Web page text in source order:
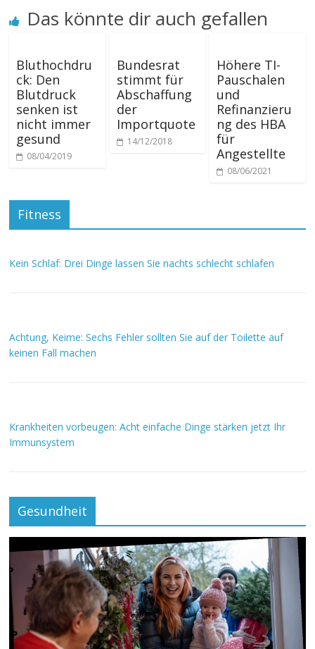
Das könnte dir auch gefallen
Bluthochdru
ck: Den
Blutdruck
senken ist
nicht immer
gesund
08/04/2019
Bundesrat
stimmt für
Abschaffung
der
Importquote
14/12/2018
Höhere TI-
Pauschalen
und
Refinanzieru
ng des HBA
für
Angestellte
08/06/2021
Fitness
Kein Schlaf: Drei Dinge lassen Sie nachts schlecht schlafen
Achtung, Keime: Sechs Fehler sollten Sie auf der Toilette auf
keinen Fall machen
Krankheiten vorbeugen: Acht einfache Dinge stärken jetzt Ihr
Immunsystem
Gesundheit